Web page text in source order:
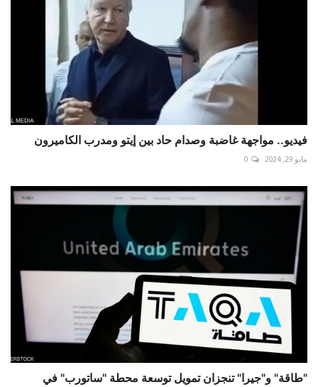
فيديو.. مواجهة غاضبة وصدام حاد بين إيتو ومدرب الكاميرون
مايو 29, 2024 0
"طاقة" و"جيرا" تنجزان تمويل توسعة محطة "ساتورب" في